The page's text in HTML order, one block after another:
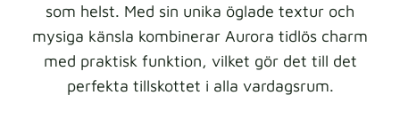
som helst. Med sin unika öglade textur och
mysiga känsla kombinerar Aurora tidlös charm
med praktisk funktion, vilket gör det till det
perfekta tillskottet i alla vardagsrum.